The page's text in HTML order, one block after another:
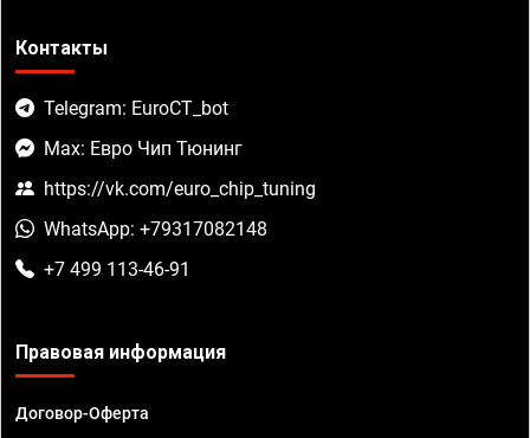
Контакты
Telegram: EuroCT_bot
Max: Евро Чип Тюнинг
https://vk.com/euro_chip_tuning
WhatsApp: +79317082148
+7 499 113-46-91
Правовая информация
Договор-Оферта